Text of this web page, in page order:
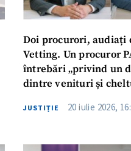
Doi procurori, audiați
Vetting. Un procuror
întrebări „privind un
dintre venituri și
JUSTIȚIE 20 iulie 2026,